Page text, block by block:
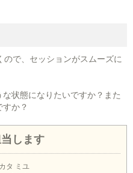
で、セッションがスムーズに
状態になりたいですか？また
か？
します
タ ミユ